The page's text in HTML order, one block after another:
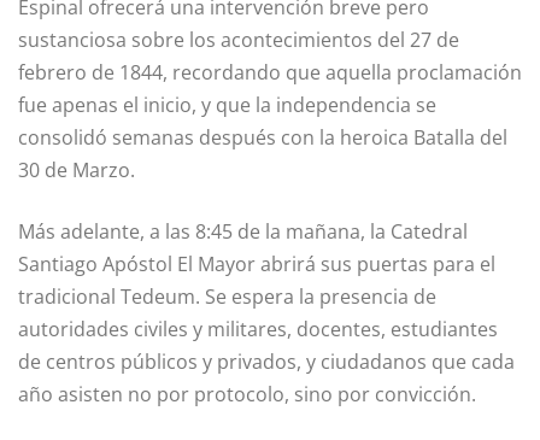
Espinal ofrecerá una intervención breve pero
sustanciosa sobre los acontecimientos del 27 de
febrero de 1844, recordando que aquella proclamación
fue apenas el inicio, y que la independencia se
consolidó semanas después con la heroica Batalla del
30 de Marzo.
Más adelante, a las 8:45 de la mañana, la Catedral
Santiago Apóstol El Mayor abrirá sus puertas para el
tradicional Tedeum. Se espera la presencia de
autoridades civiles y militares, docentes, estudiantes
de centros públicos y privados, y ciudadanos que cada
año asisten no por protocolo, sino por convicción.